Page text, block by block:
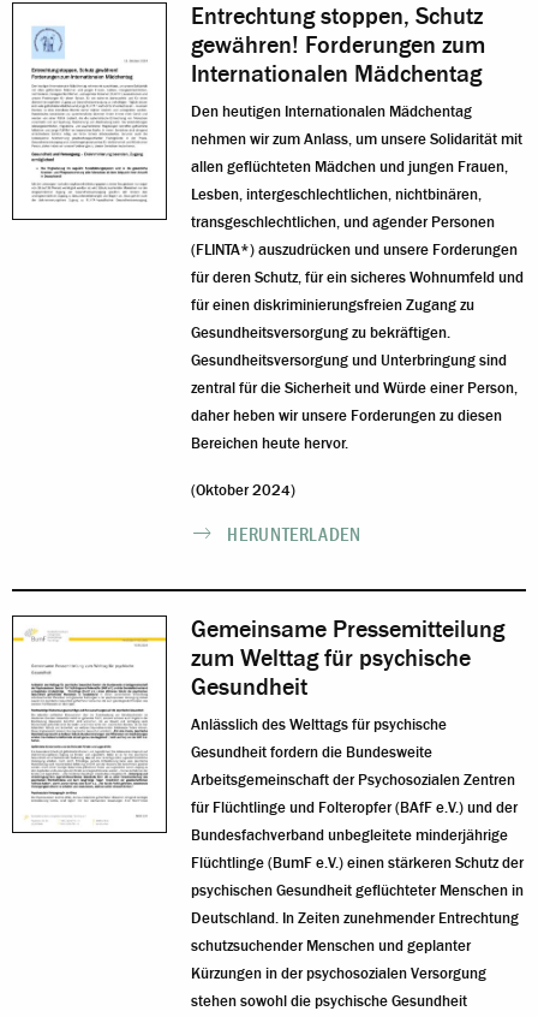
Entrechtung stoppen, Schutz
gewähren! Forderungen zum
Internationalen Mädchentag
Den heutigen Internationalen Mädchentag
nehmen wir zum Anlass, um unsere Solidarität mit
allen geflüchteten Mädchen und jungen Frauen,
Lesben, intergeschlechtlichen, nichtbinären,
transgeschlechtlichen, und agender Personen
(FLINTA*) auszudrücken und unsere Forderungen
für deren Schutz, für ein sicheres Wohnumfeld und
für einen diskriminierungsfreien Zugang zu
Gesundheitsversorgung zu bekräftigen.
Gesundheitsversorgung und Unterbringung sind
zentral für die Sicherheit und Würde einer Person,
daher heben wir unsere Forderungen zu diesen
Bereichen heute hervor.
(Oktober 2024)
HERUNTERLADEN
Gemeinsame Pressemitteilung
zum Welttag für psychische
Gesundheit
Anlässlich des Welttags für psychische
Gesundheit fordern die Bundesweite
Arbeitsgemeinschaft der Psychosozialen Zentren
für Flüchtlinge und Folteropfer (BAfF e.V.) und der
Bundesfachverband unbegleitete minderjährige
Flüchtlinge (BumF e.V.) einen stärkeren Schutz der
psychischen Gesundheit geflüchteter Menschen in
Deutschland. In Zeiten zunehmender Entrechtung
schutzsuchender Menschen und geplanter
Kürzungen in der psychosozialen Versorgung
stehen sowohl die psychische Gesundheit